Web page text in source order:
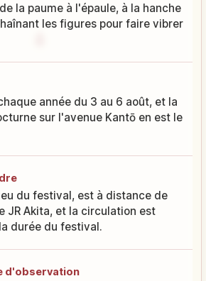
la paume à l'épaule, à la hanche
les figures pour faire vibrer
année du 3 au 6 août, et la
sur l'avenue Kantō en est le
du festival, est à distance de
JR Akita, et la circulation est
durée du festival.
d'observation